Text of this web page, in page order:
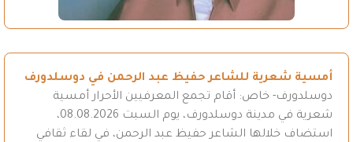
أمسية شعرية للشاعر حفيظ عبد الرحمن في دوسلدورف
دوسلدورف- خاص: أقام تجمع المعرفيين الأحرار أمسية
شعرية في مدينة دوسلدورف، يوم السبت 08.08.2026،
استضاف خلالها الشاعر حفيظ عبد الرحمن، في لقاء ثقافي